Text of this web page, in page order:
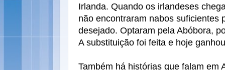
Irlanda. Quando os irlandeses
não encontraram nabos suficientes
desejado. Optaram pela Abóbora,
A substituição foi feita e hoje
Também há histórias que falam em